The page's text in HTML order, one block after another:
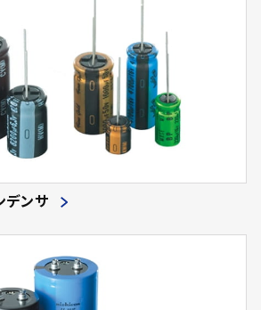
デンサ